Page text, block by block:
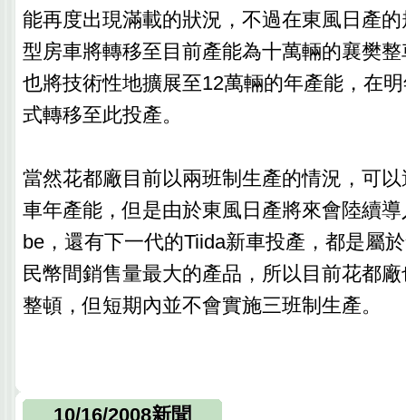
能再度出現滿載的狀況，不過在東風日產
型房車將轉移至目前產能為十萬輛的襄樊
也將技術性地擴展至12萬輛的年產能，在
式轉移至此投產。
當然花都廠目前以兩班制生產的情況，可
車年產能，但是由於東風日產將來會陸續
be，還有下一代的Tiida新車投產，都是屬
民幣間銷售量最大的產品，所以目前花都
整頓，但短期內並不會實施三班制生產。
10/16/2008新聞